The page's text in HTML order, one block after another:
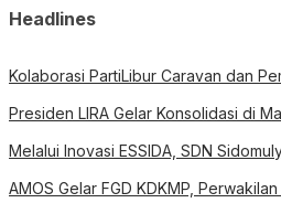
Headlines
Kolaborasi PartiLibur Caravan dan
Presiden LIRA Gelar Konsolidasi di
Melalui Inovasi ESSIDA, SDN
AMOS Gelar FGD KDKMP,